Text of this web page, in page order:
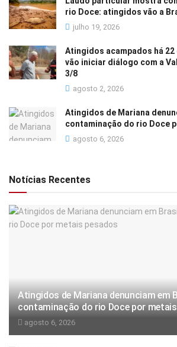
rio Doce: atingidos vão a
julho 19, 2026
Atingidos acampados há 22
vão iniciar diálogo com a
3/8
agosto 2, 2026
Atingidos de Mariana
contaminação do rio Doce
agosto 6, 2026
Notícias Recentes
Atingidos de Mariana denunciam em
contaminação do rio Doce por
agosto 6, 2026